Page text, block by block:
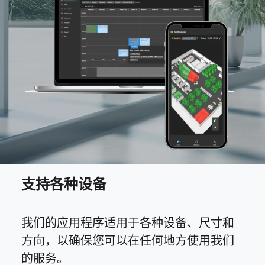
支持各种设备
我们的应用程序适用于各种设备、尺寸和
方向，以确保您可以在任何地方使用我们
的服务。